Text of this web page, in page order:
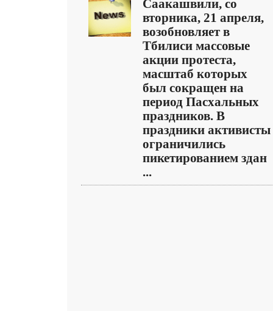
Саакашвили, со
вторника, 21 апреля,
возобновляет в
Тбилиси массовые
акции протеста,
масштаб которых
был сокращен на
период Пасхальных
праздников. В
праздники активисты
ограничились
пикетированием здан
...